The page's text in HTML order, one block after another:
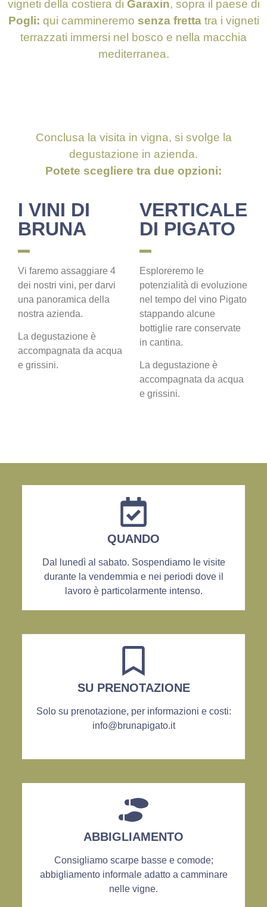
vigneti della costiera di Garaxin, sopra il paese di
Pogli: qui cammineremo senza frettatra i vigneti
terrazzati immersi nel bosco e nella macchia
mediterranea.
Conclusa la visita in vigna, si svolge la
degustazione in azienda.
Potete scegliere tra due opzioni:
I VINI DI
BRUNA
Vi faremo assaggiare 4
dei nostri vini, per darvi
una panoramica della
nostra azienda.
La degustazione è
accompagnata da acqua
e grissini.
VERTICALE
DI PIGATO
Esploreremo le
potenzialità di evoluzione
nel tempo del vino Pigato
stappando alcune
bottiglie rare conservate
in cantina.
La degustazione è
accompagnata da acqua
e grissini.
QUANDO
Dal lunedì al sabato. Sospendiamo le visite
durante la vendemmia e nei periodi dove il
lavoro è particolarmente intenso.
SU PRENOTAZIONE
Solo su prenotazione, per informazioni e costi:
info@brunapigato.it
ABBIGLIAMENTO
Consigliamo scarpe basse e comode;
abbigliamento informale adatto a camminare
nelle vigne.